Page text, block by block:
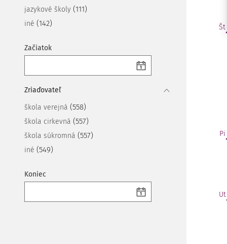
jazykové školy (111)
iné (142)
Začiatok
Zriaďovateľ
škola verejná (558)
škola cirkevná (557)
škola súkromná (557)
iné (549)
Koniec
Št
Pi
Ut